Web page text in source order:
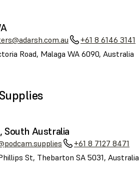
+61 8 6146 3141
Road, Malaga WA 6090, Australia
South Australia
+61 8 7127 8471
St, Thebarton SA 5031, Australia